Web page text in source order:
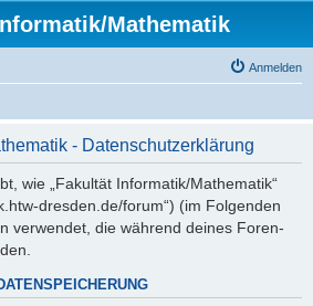
Mathematik
Anmelden
- Datenschutzerklärung
wie „Fakultät Informatik/Mathematik“
dresden.de/forum“) (im Folgenden
verwendet, die während deines Foren-